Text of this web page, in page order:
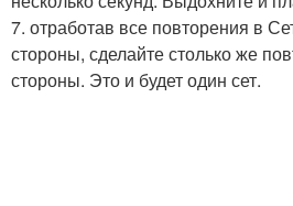
7. отработав все повторения в
стороны, сделайте столько же
стороны. Это и будет один сет.